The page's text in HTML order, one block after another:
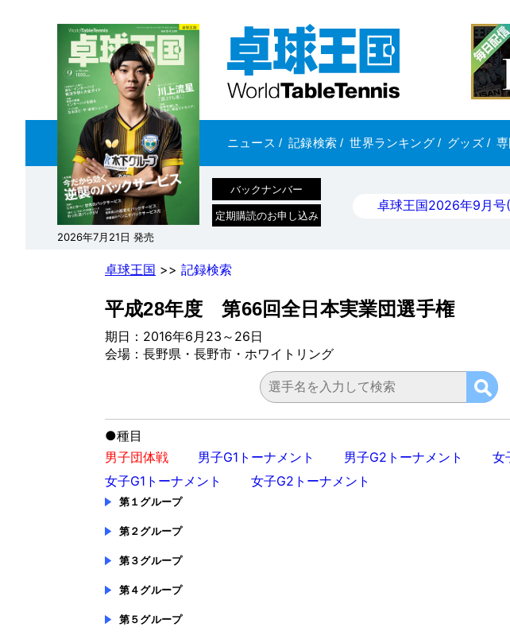
ニュース / 記録検索 / 世界ランキング/ グッズ/
2026年7月21日 発売
バックナンバー
定期購読のお申し込み
卓球王国2026年9月号
卓球王国 >> 記録検索
平成28年度 第66回全日本実業団選手権
期日：2016年6月23～26日
会場：長野県・長野市・ホワイトリング
●種目
男子団体戦
男子G1トーナメント 男子G2トーナメント
女
女子G1トーナメント
女子G2トーナメント
第１グループ
第２グループ
第３グループ
第４グループ
第５グループ